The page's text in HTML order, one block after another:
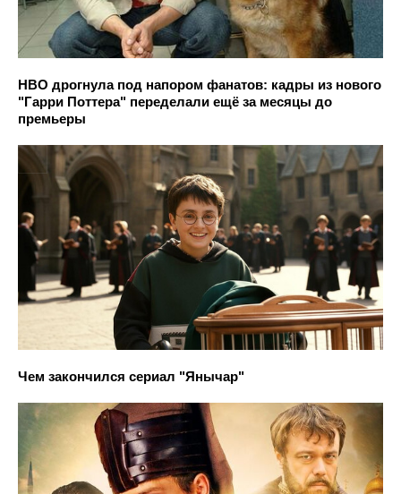
HBO дрогнула под напором фанатов: кадры из нового
"Гарри Поттера" переделали ещё за месяцы до
премьеры
Чем закончился сериал "Янычар"